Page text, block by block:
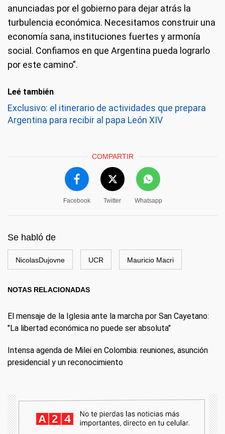
anunciadas por el gobierno para dejar atrás la
turbulencia económica. Necesitamos construir una
economía sana, instituciones fuertes y armonía
social. Confiamos en que Argentina pueda lograrlo
por este camino”.
Leé también
Exclusivo: el itinerario de actividades que prepara
Argentina para recibir al papa León XIV
COMPARTIR
Facebook Twitter Whatsapp
Se habló de
NicolasDujovne UCR Mauricio Macri
NOTAS RELACIONADAS
El mensaje de la Iglesia ante la marcha por San Cayetano:
"La libertad económica no puede ser absoluta"
Intensa agenda de Milei en Colombia: reuniones, asunción
presidencial y un reconocimiento